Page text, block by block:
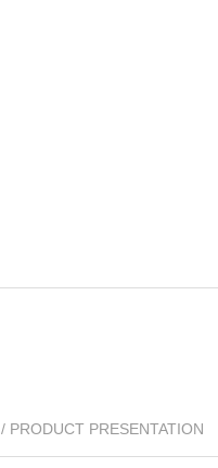
/ PRODUCT PRESENTATION